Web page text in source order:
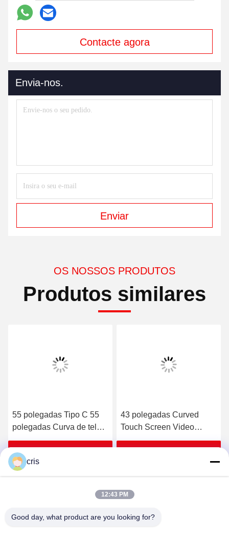
Contacte agora
Envia-nos.
Enviar
OS NOSSOS PRODUTOS
Produtos similares
55 polegadas Tipo C 55
polegadas Curva de tela
sensível ao toque Video
Skilled Gaming
TouchMonitors para Bally
original máquinas de
Obtenha o melhor preço
43 polegadas Curved
Touch Screen Video
Skilled Gaming
originais para venda
cris
12:43 PM
Good day, what product are you looking for?